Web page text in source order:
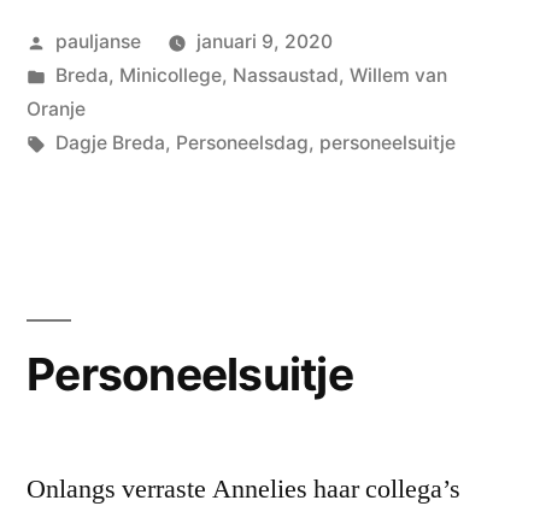
Geplaatst
door
pauljanse
januari 9, 2020
Geplaatst
in
Breda, Minicollege, Nassaustad, Willem van
Oranje
Tags:
Dagje Breda, Personeelsdag, personeelsuitje
Personeelsuitje
Onlangs verraste Annelies haar collega’s